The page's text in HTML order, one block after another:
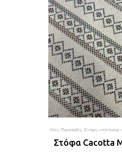
Νέες Παραλαβές, Στόφες επίπλωσης
Στόφα Cacotta